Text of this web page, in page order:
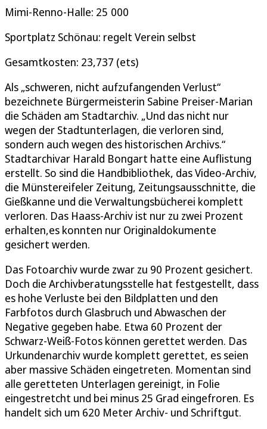
Mimi-Renno-Halle: 25 000
Sportplatz Schönau: regelt Verein selbst
Gesamtkosten: 23,737 (ets)
Als „schweren, nicht aufzufangenden Verlust“
bezeichnete Bürgermeisterin Sabine Preiser-Marian
die Schäden am Stadtarchiv. „Und das nicht nur
wegen der Stadtunterlagen, die verloren sind,
sondern auch wegen des historischen Archivs.“
Stadtarchivar Harald Bongart hatte eine Auflistung
erstellt. So sind die Handbibliothek, das Video-Archiv,
die Münstereifeler Zeitung, Zeitungsausschnitte, die
Gießkanne und die Verwaltungsbücherei komplett
verloren. Das Haass-Archiv ist nur zu zwei Prozent
erhalten,es konnten nur Originaldokumente
gesichert werden.
Das Fotoarchiv wurde zwar zu 90 Prozent gesichert.
Doch die Archivberatungsstelle hat festgestellt, dass
es hohe Verluste bei den Bildplatten und den
Farbfotos durch Glasbruch und Abwaschen der
Negative gegeben habe. Etwa 60 Prozent der
Schwarz-Weiß-Fotos können gerettet werden. Das
Urkundenarchiv wurde komplett gerettet, es seien
aber massive Schäden eingetreten. Momentan sind
alle geretteten Unterlagen gereinigt, in Folie
eingestretcht und bei minus 25 Grad eingefroren. Es
handelt sich um 620 Meter Archiv- und Schriftgut.